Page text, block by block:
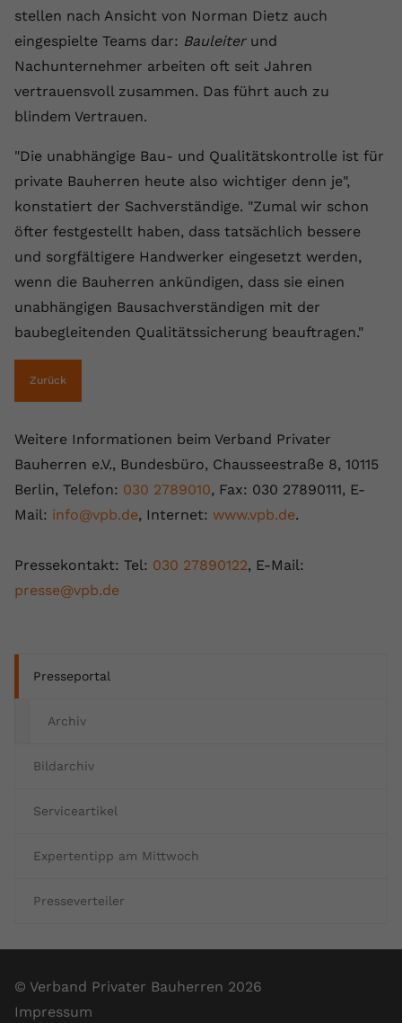
Presseportal
Archiv
Bildarchiv
Serviceartikel
Expertentipp am Mittwoch
Presseverteiler
stellen nach Ansicht von Norman Dietz auch
eingespielte Teams dar: Bauleiterund
Nachunternehmer arbeiten oft seit Jahren
vertrauensvoll zusammen. Das führt auch zu
blindem Vertrauen.
"Die unabhängige Bau- und Qualitätskontrolle ist für
private Bauherren heute also wichtiger denn je",
konstatiert der Sachverständige. "Zumal wir schon
öfter festgestellt haben, dass tatsächlich bessere
und sorgfältigere Handwerker eingesetzt werden,
wenn die Bauherren ankündigen, dass sie einen
unabhängigen Bausachverständigen mit der
baubegleitenden Qualitätssicherung beauftragen."
Zurück
Weitere Informationen beim Verband Privater
Bauherren e.V., Bundesbüro, Chausseestraße 8, 10115
Berlin, Telefon: 030 2789010, Fax: 030 27890111, E-
Mail: info@vpb.de, Internet: www.vpb.de.
Pressekontakt: Tel: 030 27890122, E-Mail:
presse@vpb.de
© Verband Privater Bauherren 2026
Impressum